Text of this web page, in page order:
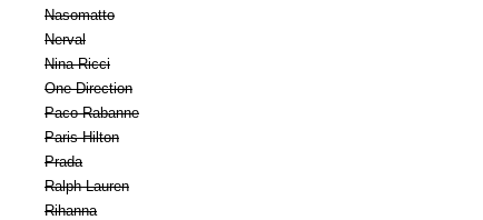
Nasomatto
Nerval
Nina Ricci
One Direction
Paco Rabanne
Paris Hilton
Prada
Ralph Lauren
Rihanna